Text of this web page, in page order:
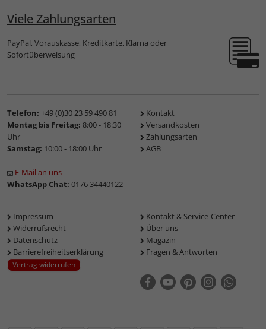
Viele Zahlungsarten
PayPal, Vorauskasse, Kreditkarte, Klarna oder
Sofortüberweisung
Telefon: +49 (0)30 23 59 490 81
Montag bis Freitag: 8:00 - 18:30
Uhr
Samstag: 10:00 - 18:00 Uhr
E-Mail an uns
WhatsApp Chat: 0176 34440122
Kontakt
Versandkosten
Zahlungsarten
AGB
Impressum
Widerrufsrecht
Datenschutz
Barrierefreiheitserklärung
Vertrag widerrufen
Kontakt & Service-Center
Über uns
Magazin
Fragen & Antworten